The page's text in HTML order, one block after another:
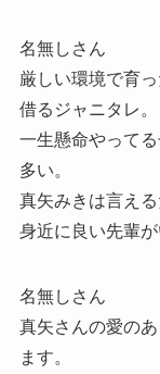
名無しさん
厳しい環境で育
借るジャニタレ。
一生懸命やって
多い。
真矢みきは言える
身近に良い先輩
名無しさん
真矢さんの愛の
ます。